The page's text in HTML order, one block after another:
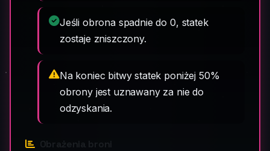
Jeśli obrona spadnie do 0, statek
zostaje zniszczony.
Na koniec bitwy statek poniżej 50%
obrony jest uznawany za nie do
odzyskania.
Obrażenia broni